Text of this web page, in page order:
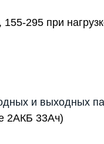
295 при
и выходных
2АКБ 33Ач)